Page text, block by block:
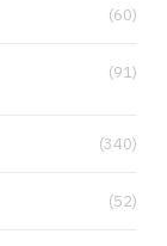
(60)
(91)
(340)
(52)